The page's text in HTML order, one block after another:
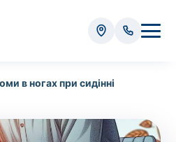
в ногах при сидінні
- 50 грн